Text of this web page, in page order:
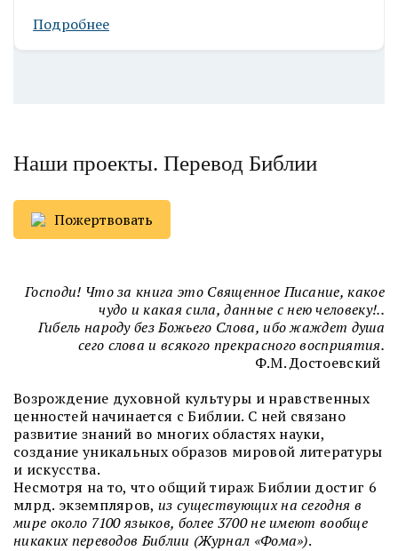
Подробнее
Наши проекты. Перевод Библии
Пожертвовать
Господи! Что за книга это Священное Писание, какое
чудо и какая сила, данные с нею человеку!..
Гибель народу без Божьего Слова, ибо жаждет душа
сего слова и всякого прекрасного восприятия.
Ф.М. Достоевский
Возрождение духовной культуры и нравственных
ценностей начинается с Библии. С ней связано
развитие знаний во многих областях науки,
создание уникальных образов мировой литературы
и искусства.
Несмотря на то, что общий тираж Библии достиг 6
млрд. экземпляров,из существующих на сегодня в
мире около 7100 языков, более 3700 не имеют вообще
никаких переводов Библии (Журнал «Фома»).